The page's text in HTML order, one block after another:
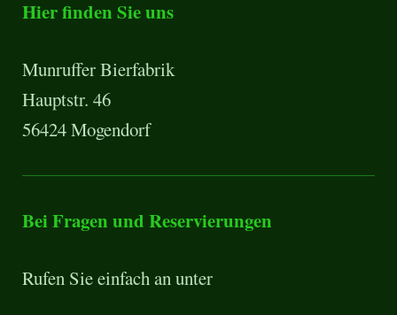
Hier finden Sie uns
Munruffer Bierfabrik
Hauptstr. 46
56424 Mogendorf
Bei Fragen und Reservierungen
Rufen Sie einfach an unter